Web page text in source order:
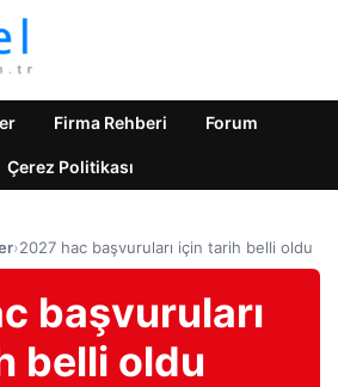
Firma Rehberi Forum
Çerez Politikası
›2027 hac başvuruları için tarih belli oldu
başvuruları
belli oldu